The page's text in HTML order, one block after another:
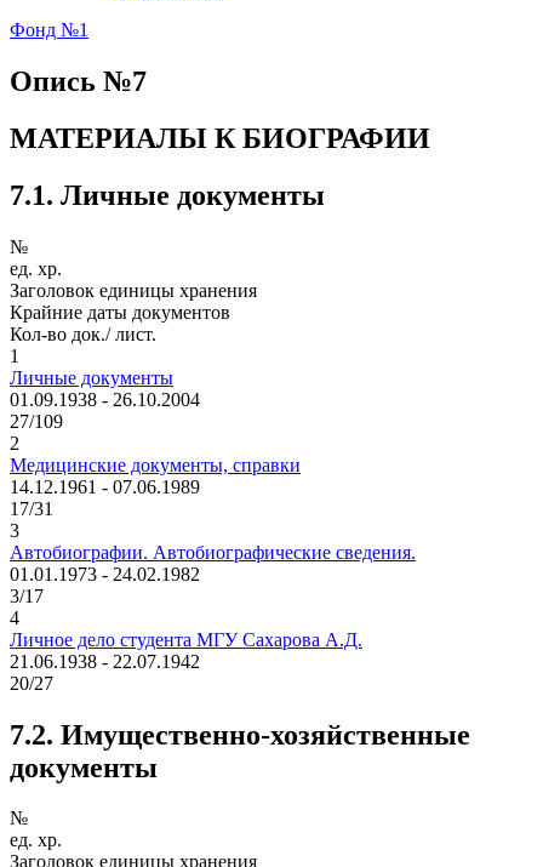
Фонд №1
Опись №7
МАТЕРИАЛЫ К БИОГРАФИИ
7.1. Личные документы
№
ед. хр.
Заголовок единицы хранения
Крайние даты документов
Кол-во док./ лист.
1
Личные документы
01.09.1938 - 26.10.2004
27/109
2
Медицинские документы, справки
14.12.1961 - 07.06.1989
17/31
3
Автобиографии. Автобиографические сведения.
01.01.1973 - 24.02.1982
3/17
4
Личное дело студента МГУ Сахарова А.Д.
21.06.1938 - 22.07.1942
20/27
7.2. Имущественно-хозяйственные
документы
№
ед. хр.
Заголовок единицы хранения